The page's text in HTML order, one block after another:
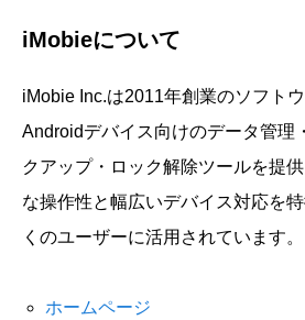
iMobieについて
iMobie Inc.は2011年創業のソフト
Androidデバイス向けのデータ管理
クアップ・ロック解除ツールを提
な操作性と幅広いデバイス対応を
くのユーザーに活用されています。
ホームページ